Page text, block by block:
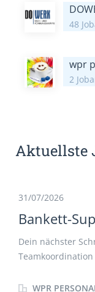
48
wpr
2
Aktuellste
31/07/2026
Bankett-
Dein nächster
Vielleicht bist Du
WPR